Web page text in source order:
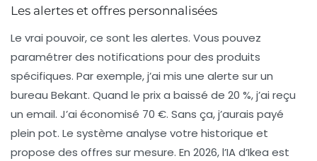
Les alertes et offres personnalisées
Le vrai pouvoir, ce sont les alertes. Vous pouvez
paramétrer des notifications pour des produits
spécifiques. Par exemple, j’ai mis une alerte sur un
bureau Bekant. Quand le prix a baissé de 20 %, j’ai reçu
un email. J’ai économisé 70 €. Sans ça, j’aurais payé
plein pot. Le système analyse votre historique et
propose des offres sur mesure. En 2026, l’IA d’Ikea est